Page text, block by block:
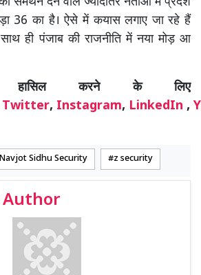
36 का है। ऐसे में कयास लगाए जा रहे हैं
साथ ही पंजाब की राजनीति में नया मोड़ आ
करने के लिए
Twitter, Instagram, LinkedIn ,
Navjot Sidhu Security z security
Author